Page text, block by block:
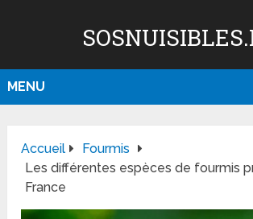
MENU
Accueil
Fourmis
Les différentes espèces de fourmis
France